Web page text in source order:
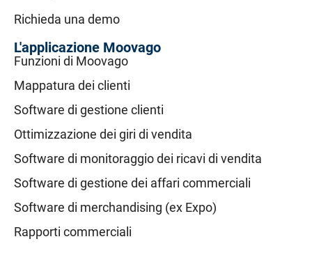
Richieda una demo
L'applicazione Moovago
Funzioni di Moovago
Mappatura dei clienti
Software di gestione clienti
Ottimizzazione dei giri di vendita
Software di monitoraggio dei ricavi di vendita
Software di gestione dei affari commerciali
Software di merchandising (ex Expo)
Rapporti commerciali